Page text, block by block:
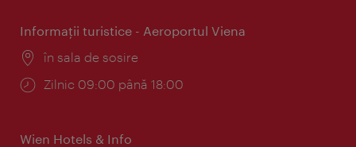
Informaţii turistice - Aeroportul Viena
Locul:
în sala de sosire
Program:
Zilnic 09:00 până 18:00
Wien Hotels & Info